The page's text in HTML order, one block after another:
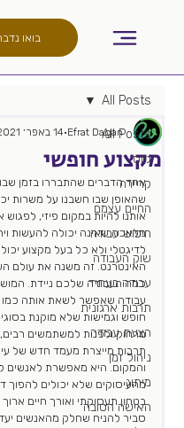
בואו
All Posts
גיוס
קריירה
החיים עצמם
חיפוש עבודה
שוק העבודה
עבודה בעתיד
תרבות ארגונית
הצעת עבודה
ניהול זמן
מיתוג
האישה הטובה
All Posts
מקצוע חופשי
Efrat Dagan 14 באפר׳ 2021
אחד הדברים שהתבררו בזמן
שהאופן שבו חשבנו על משרות
אותנו להיות במקום פיזי,
מלאכה שאינה יכולה להעשות
לדיגטלי ולא כל בעל מקצוע
האינטרנט. זה משנה את עולם
כמה העבודה שלכם ניידת.
עבודה שאפשר לשאת אותה
חופש וגמישות שלא מוקנת
מרחוק ולפנות למשתמשים
תרבות מייצרת מעמד חדש של
והמקום. היא מאפשרת
מהעיסוקים שלא יכולים להפוך
בטחון תעסוקתי ואורך חיים
סביר להניח שחלק מהאנשים